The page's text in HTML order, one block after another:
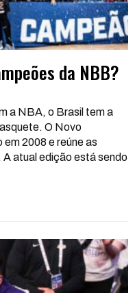
da NBB?
a NBA, o Brasil tem a
O Novo
2008 e reúne as
A atual edição está sendo